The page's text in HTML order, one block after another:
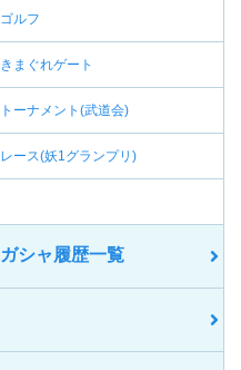
ゴルフ
きまぐれゲート
トーナメント(武道会)
レース(妖1グランプリ)
シャ履歴一覧